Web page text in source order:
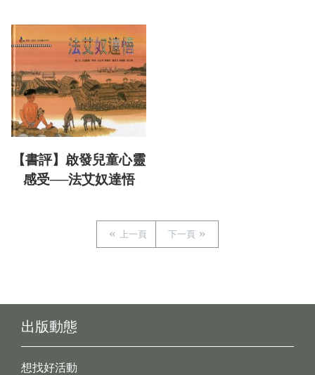
【書評】啟發兒童心靈
感受──法艾奴達悟
上一頁 下一頁
出版動態
想找好活動